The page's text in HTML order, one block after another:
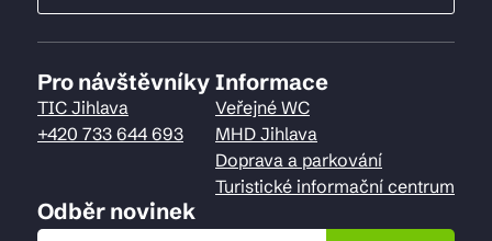
Pro návštěvníky
TIC Jihlava
+420 733 644 693
Informace
Veřejné WC
MHD Jihlava
Doprava a parkování
Turistické informační centrum
Odběr novinek